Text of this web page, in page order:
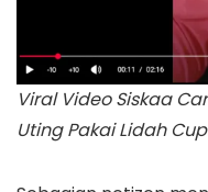
Viral Video Siskaa
Uting Pakai Lidah